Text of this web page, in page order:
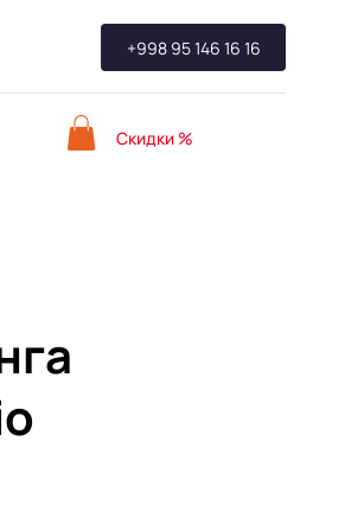
+998 95 146 16 16
Скидки %